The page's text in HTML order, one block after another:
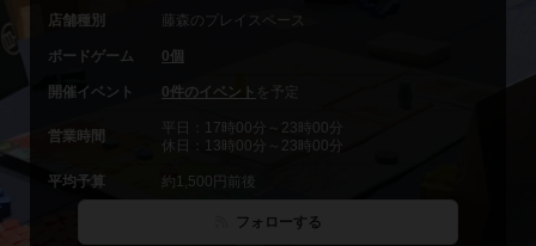
店舗種別 藤森のプレイスペース
ボードゲーム 0個
開催イベント 0件のイベント を予定
営業時間
平日：17時00分～23時00分
休日：13時00分～23時00分
平均予算 約1,500円前後
フォローする